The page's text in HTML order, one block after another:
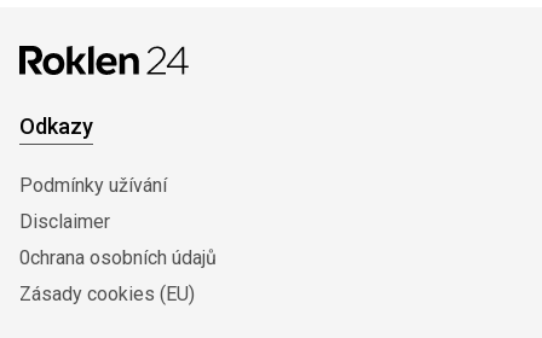
Odkazy
Podmínky užívání
Disclaimer
0chrana osobních údajů
Zásady cookies (EU)